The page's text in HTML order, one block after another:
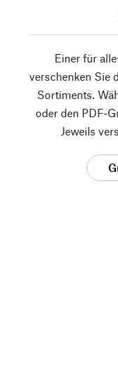
Einer für
verschenken Sie
Sortiments.
oder den PDF-
Jeweils